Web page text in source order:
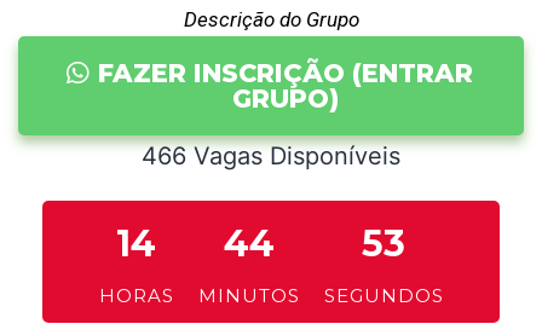
Descrição do Grupo
FAZER INSCRIÇÃO (ENTRAR
GRUPO)
463 Vagas Disponíveis
14
HORAS
44
MINUTOS
52
SEGUNDOS